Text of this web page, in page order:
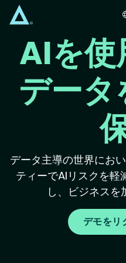
AIを使
デー
データ主導の世界にお
ティーでAIリスクを軽
し、ビジネスを
デモをリ